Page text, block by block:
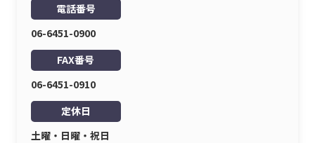
電話番号
06-6451-0900
FAX番号
06-6451-0910
定休日
土曜・日曜・祝日